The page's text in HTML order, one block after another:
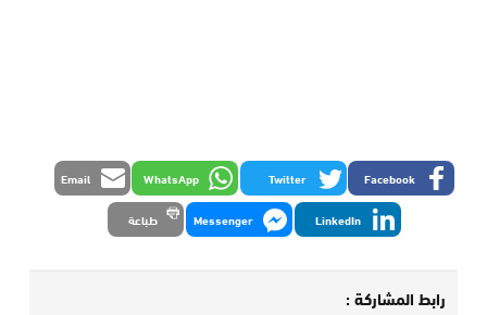
Facebook
Twitter
WhatsApp
Email
LinkedIn
Messenger طباعة
رابط المشاركة :